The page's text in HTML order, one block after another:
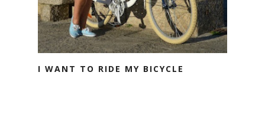
I WANT TO RIDE MY BICYCLE